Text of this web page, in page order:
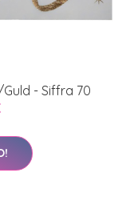
- Siffra 70